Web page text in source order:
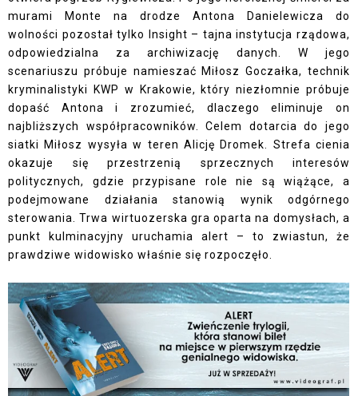
murami Monte na drodze Antona Danielewicza do
wolności pozostał tylko Insight – tajna instytucja rządowa,
odpowiedzialna za archiwizację danych. W jego
scenariuszu próbuje namieszać Miłosz Goczałka, technik
kryminalistyki KWP w Krakowie, który niezłomnie próbuje
dopaść Antona i zrozumieć, dlaczego eliminuje on
najbliższych współpracowników. Celem dotarcia do jego
siatki Miłosz wysyła w teren Alicję Dromek. Strefa cienia
okazuje się przestrzenią sprzecznych interesów
politycznych, gdzie przypisane role nie są wiążące, a
podejmowane działania stanowią wynik odgórnego
sterowania. Trwa wirtuozerska gra oparta na domysłach, a
punkt kulminacyjny uruchamia alert – to zwiastun, że
prawdziwe widowisko właśnie się rozpoczęło.